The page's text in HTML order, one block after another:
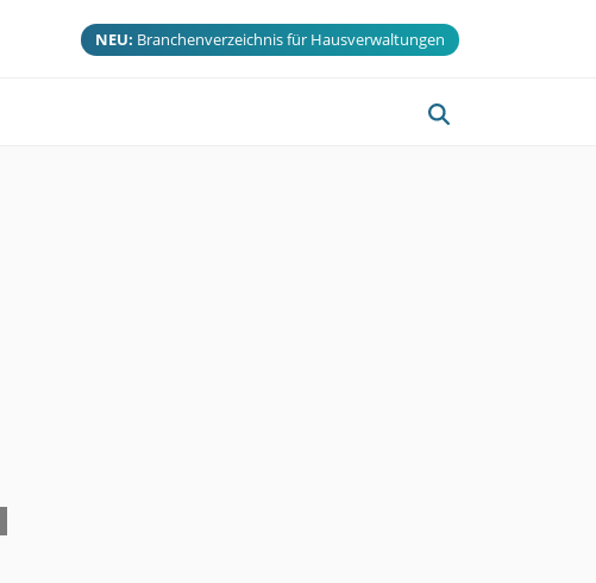
NEU: Branchenverzeichnis für Hausverwaltungen